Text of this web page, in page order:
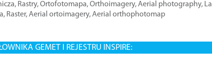
, Rastry,Ortofotomapa,Orthoimagery,Aerial photography,
, Raster,Aerial ortoimagery,Aerial orthophotomap
GEMET I REJESTRU INSPIRE: